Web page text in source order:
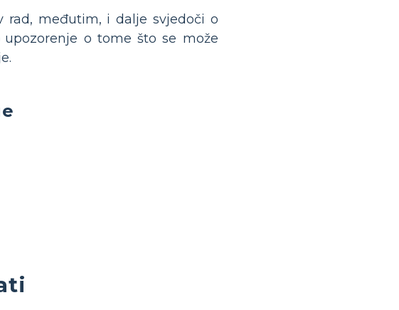
rad, međutim, i dalje svjedoči o
o tome što se može